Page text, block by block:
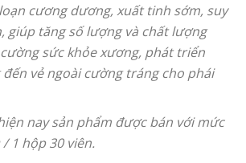
cương dương, xuất tinh sớm, suy
giúp tăng số lượng và chất lượng
sức khỏe xương, phát triển
đến vẻ ngoài cường tráng cho phái
nay sản phẩm được bán với mức
1 hộp 30 viên.